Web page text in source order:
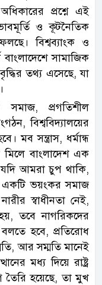
প্রশ্নে এই
ও কূটনৈতিক
বিশ্বব্যাংক ও
সামাজিক
তথ্য এসেছে, যা
প্রগতিশীল
বিশ্ববিদ্যালয়ের
মব সন্ত্রাস, ধর্মান্ধ
মিলে বাংলাদেশ এক
আমরা চুপ থাকি,
একটি ভয়ংকর সমাজ
স্বাধীনতা নেই,
হয়, তবে নাগরিকদের
হবে, প্রতিরোধ
আর সম্মতি মানেই
মধ্য দিয়ে রাষ্ট্র
তৈরি হয়েছে, তা মুখ